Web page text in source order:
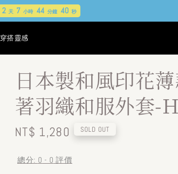
7 小時 44分鐘 38秒
穿搭靈感
日本製和風印花
著羽織和服外套-
Regular
NT$ 1,280 SOLD OUT
總分: 0 - 0 評價